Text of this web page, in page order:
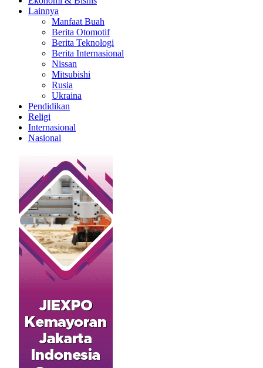
Lainnya
Manfaat Buah
Berita Otomotif
Berita Teknologi
Berita Internasional
Nissan
Mitsubishi
Rusia
Ukraina
Pendidikan
Religi
Internasional
Nasional